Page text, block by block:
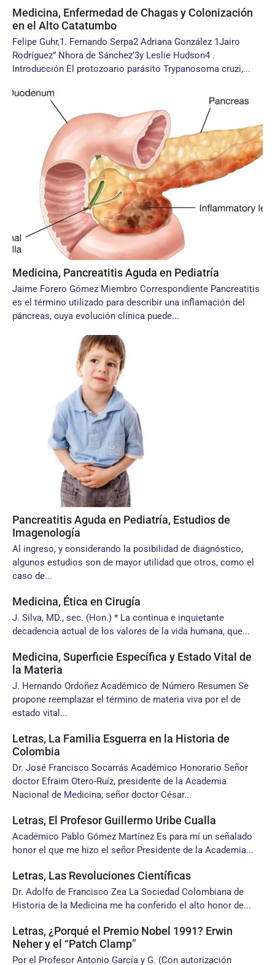
Medicina, Enfermedad de Chagas y Colonización
en el Alto Catatumbo
Felipe Guhr,1. Fernando Serpa2 Adriana González 1Jairo
Rodríguez” Nhora de Sánchez’3y Leslie Hudson4 .
Introducción El protozoario parásito Trypanosoma cruzi,...
Medicina, Pancreatitis Aguda en Pediatría
Jaime Forero Gómez Miembro Correspondiente Pancreatitis
es el término utilizado para describir una inflamación del
páncreas, cuya evolución clínica puede...
Pancreatitis Aguda en Pediatría, Estudios de
Imagenología
Al ingreso, y considerando la posibilidad de diagnóstico,
algunos estudios son de mayor utilidad que otros, como el
caso de...
Medicina, Ética en Cirugía
J. Silva, MD., sec. (Hon.) * La continua e inquietante
decadencia actual de los valores de la vida humana, que...
Medicina, Superficie Específica y Estado Vital de
la Materia
J. Hernando Ordoñez Académico de Número Resumen Se
propone reemplazar el término de materia viva por el de
estado vital...
Letras, La Familia Esguerra en la Historia de
Colombia
Dr. José Francisco Socarrás Académico Honorario Señor
doctor Efraim Otero-Ruíz, presidente de la Academia
Nacional de Medicina; señor doctor César...
Letras, El Profesor Guillermo Uribe Cualla
Académico Pablo Gómez Martínez Es para mí un señalado
honor el que me hizo el señor Presidente de la Academia...
Letras, Las Revoluciones Científicas
Dr. Adolfo de Francisco Zea La Sociedad Colombiana de
Historia de la Medicina me ha conferido el alto honor de...
Letras, ¿Porqué el Premio Nobel 1991? Erwin
Neher y el “Patch Clamp”
Por el Profesor Antonio García y G. (Con autorización